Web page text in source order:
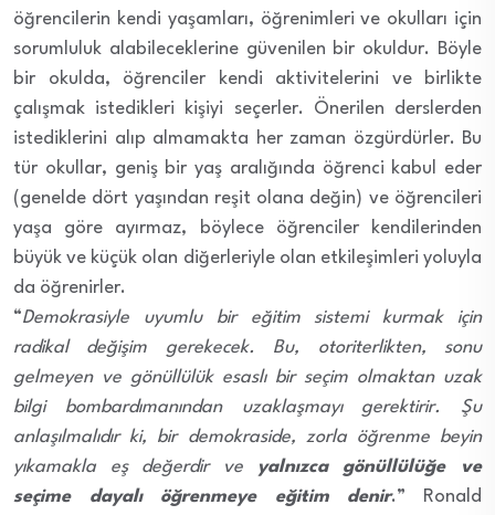
öğrencilerin kendi yaşamları, öğrenimleri ve okulları için
sorumluluk alabileceklerine güvenilen bir okuldur. Böyle
bir okulda, öğrenciler kendi aktivitelerini ve birlikte
çalışmak istedikleri kişiyi seçerler. Önerilen derslerden
istediklerini alıp almamakta her zaman özgürdürler. Bu
tür okullar, geniş bir yaş aralığında öğrenci kabul eder
(genelde dört yaşından reşit olana değin) ve öğrencileri
yaşa göre ayırmaz, böylece öğrenciler kendilerinden
büyük ve küçük olan diğerleriyle olan etkileşimleri yoluyla
da öğrenirler.
“Demokrasiyle uyumlu bir eğitim sistemi kurmak için
radikal değişim gerekecek. Bu, otoriterlikten, sonu
gelmeyen ve gönüllülük esaslı bir seçim olmaktan uzak
bilgi bombardımanından uzaklaşmayı gerektirir. Şu
anlaşılmalıdır ki, bir demokraside, zorla öğrenme beyin
yıkamakla eş değerdir ve
yalnızca gönüllülüğe ve
seçime dayalı öğrenmeye eğitim denir.” Ronald